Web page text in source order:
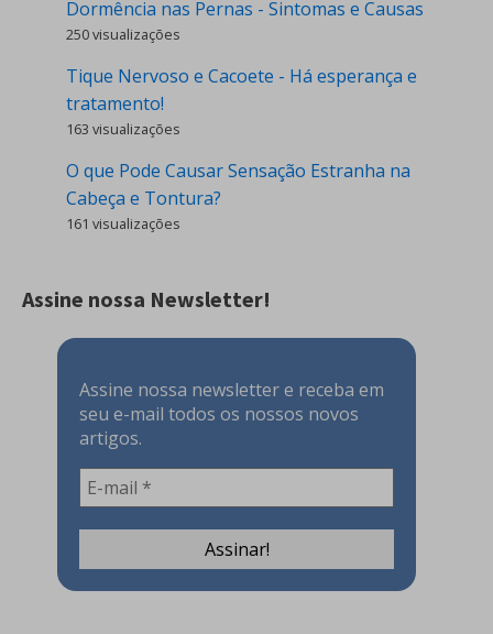
Dormência nas Pernas - Sintomas e Causas
250 visualizações
Tique Nervoso e Cacoete - Há esperança e
tratamento!
163 visualizações
O que Pode Causar Sensação Estranha na
Cabeça e Tontura?
161 visualizações
Assine nossa Newsletter!
Assine nossa newsletter e receba em
seu e-mail todos os nossos novos
artigos.